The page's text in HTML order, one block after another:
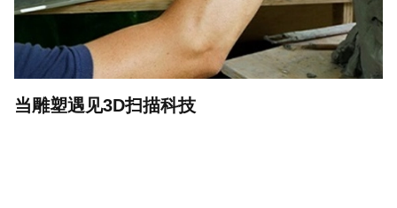
当雕塑遇见3D扫描科技